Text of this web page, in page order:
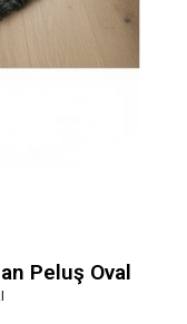
Peluş Oval